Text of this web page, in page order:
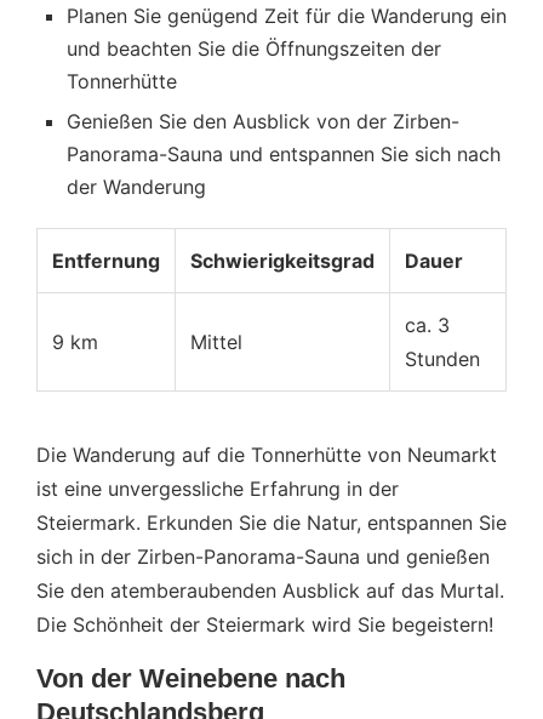
Planen Sie genügend Zeit für die Wanderung ein
und beachten Sie die Öffnungszeiten der
Tonnerhütte
Genießen Sie den Ausblick von der Zirben-
Panorama-Sauna und entspannen Sie sich nach
der Wanderung
Entfernung Schwierigkeitsgrad Dauer
9 km Mittel
ca. 3
Stunden
Die Wanderung auf die Tonnerhütte von Neumarkt
ist eine unvergessliche Erfahrung in der
Steiermark. Erkunden Sie die Natur, entspannen Sie
sich in der Zirben-Panorama-Sauna und genießen
Sie den atemberaubenden Ausblick auf das Murtal.
Die Schönheit der Steiermark wird Sie begeistern!
Von der Weinebene nach
Deutschlandsberg